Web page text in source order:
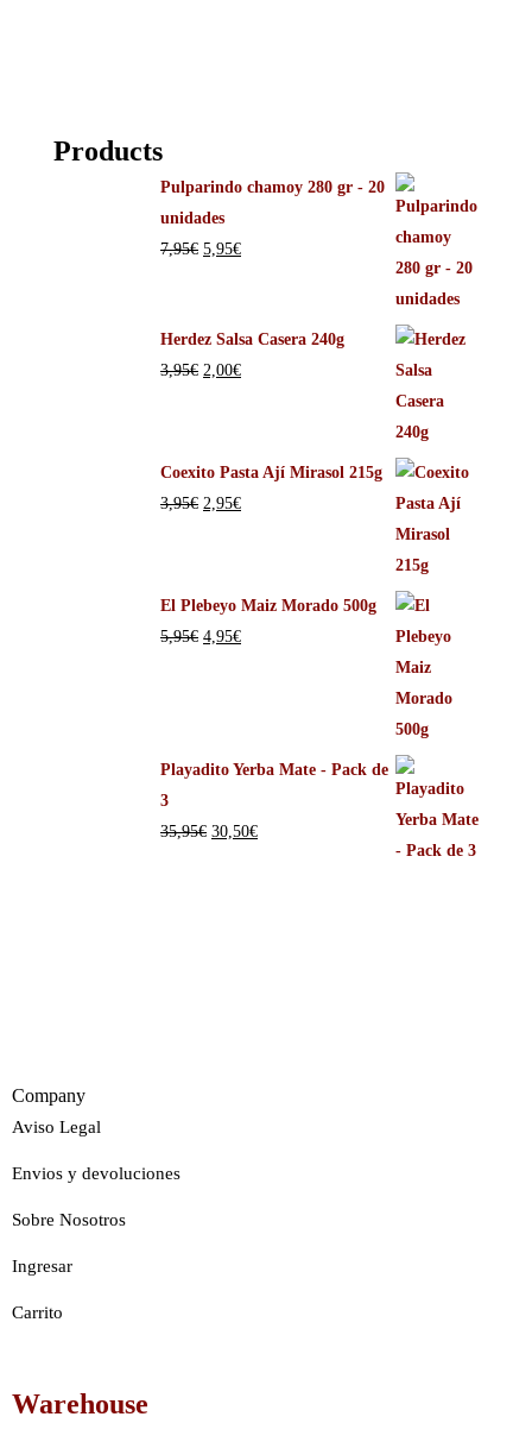
Products
Pulparindo chamoy 280 gr - 20
unidades
7,95€ 5,95€
Herdez Salsa Casera 240g
3,95€ 2,00€
Coexito Pasta Ají Mirasol 215g
3,95€ 2,95€
El Plebeyo Maiz Morado 500g
5,95€ 4,95€
Playadito Yerba Mate - Pack de
3
35,95€ 30,50€
Company
Aviso Legal
Envios y devoluciones
Sobre Nosotros
Ingresar
Carrito
Warehouse